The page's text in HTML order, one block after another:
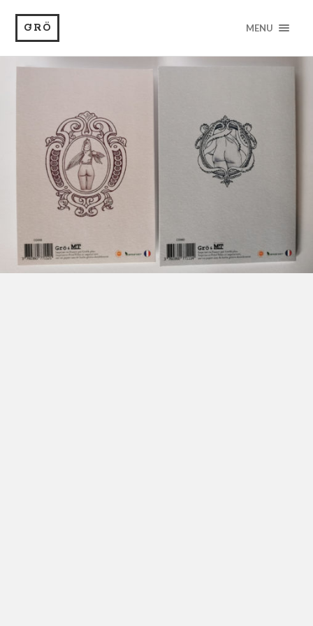
GRÖ MENU